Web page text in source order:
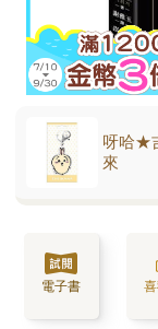
呀哈★
來
電子書